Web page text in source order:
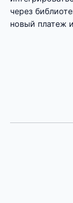
через
новый платеж